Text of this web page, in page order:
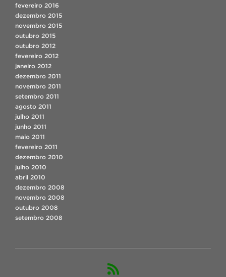
fevereiro 2016
dezembro 2015
novembro 2015
outubro 2015
outubro 2012
fevereiro 2012
janeiro 2012
dezembro 2011
novembro 2011
setembro 2011
agosto 2011
julho 2011
junho 2011
maio 2011
fevereiro 2011
dezembro 2010
julho 2010
abril 2010
dezembro 2008
novembro 2008
outubro 2008
setembro 2008